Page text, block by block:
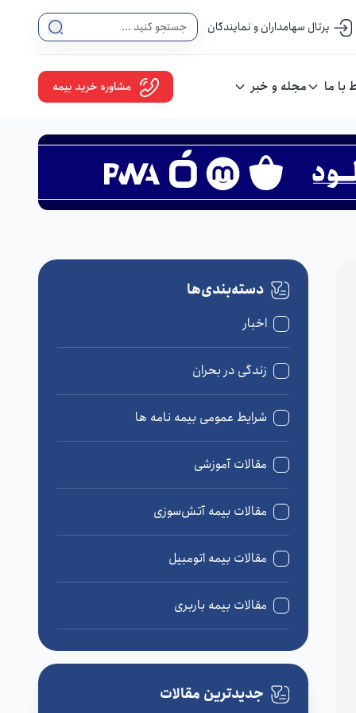
پرتال سهامداران و نمایندگان
با ما مجله و خبر مشاوره خرید بیمه
دسته‌بندی‌ها
اخبار
زندگی در بحران
شرایط عمومی بیمه نامه ها
مقالات آموزشی
مقالات بیمه آتش‌سوزی
مقالات بیمه اتومبیل
مقالات بیمه باربری
مقالات بیمه درمان
مقالات بیمه زندگی
جدیدترین مقالات